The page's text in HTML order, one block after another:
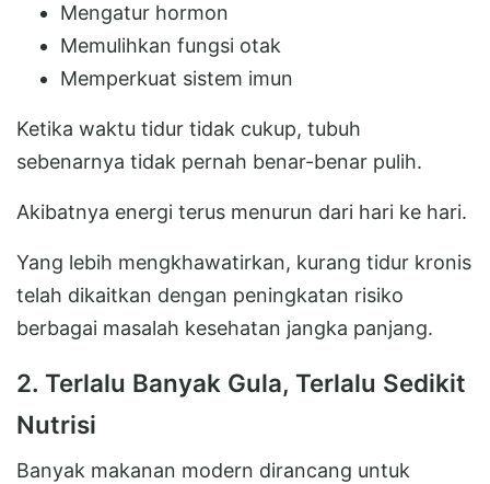
Mengatur hormon
Memulihkan fungsi otak
Memperkuat sistem imun
Ketika waktu tidur tidak cukup, tubuh
sebenarnya tidak pernah benar-benar pulih.
Akibatnya energi terus menurun dari hari ke hari.
Yang lebih mengkhawatirkan, kurang tidur kronis
telah dikaitkan dengan peningkatan risiko
berbagai masalah kesehatan jangka panjang.
2. Terlalu Banyak Gula, Terlalu Sedikit
Nutrisi
Banyak makanan modern dirancang untuk